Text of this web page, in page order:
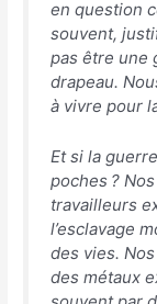
en question
souvent,
pas être une
drapeau.
à vivre pour
Et si la
poches ?
travailleurs
l’esclavage
des vies.
des métaux